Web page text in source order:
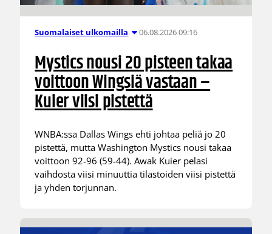
Suomalaiset ulkomailla 06.08.2026 09:16
Mystics nousi 20 pisteen takaa
voittoon Wingsiä vastaan –
Kuier viisi pistettä
WNBA:ssa Dallas Wings ehti johtaa peliä jo 20
pistettä, mutta Washington Mystics nousi takaa
voittoon 92-96 (59-44). Awak Kuier pelasi
vaihdosta viisi minuuttia tilastoiden viisi pistettä
ja yhden torjunnan.